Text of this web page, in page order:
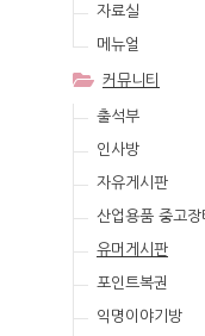
자료실
메뉴얼
커뮤니티
출석부
인사방
자유게시판
산업용품 중고장
유머게시판
포인트복권
익명이야기방